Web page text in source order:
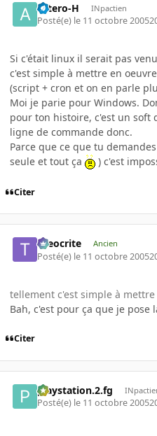
astero-H INpactien
Posté(e) le 11 octobre 2005
Si c'était linux il serait pas
c'est simple à mettre en
(script + cron et on en parle
Moi je parie pour Windows.
pour ton histoire, c'est un soft
ligne de commande donc.
Parce que ce que tu
seule et tout ça
) c'est
Citer
theocrite Ancien
Posté(e) le 11 octobre 2005
tellement c'est simple à mettre
Bah, c'est pour ça que je pose
Citer
playstation.2.fg
Posté(e) le 11 octobre 2005